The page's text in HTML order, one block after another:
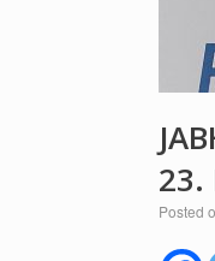
Posted